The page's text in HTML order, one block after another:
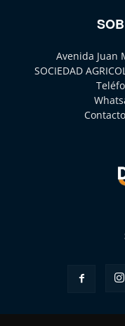
Avenida Juan
SOCIEDAD